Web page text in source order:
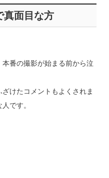
真面目な方
番の撮影が始まる前から泣
けたコメントもよくされま
です。